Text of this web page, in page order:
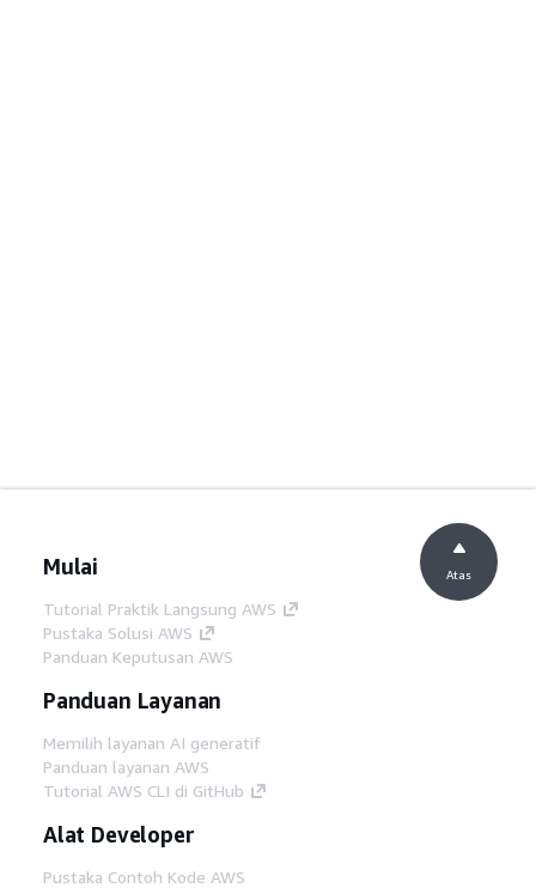
Mulai
Tutorial Praktik Langsung AWS
Pustaka Solusi AWS
Panduan Keputusan AWS
Panduan Layanan
Memilih layanan AI generatif
Panduan layanan AWS
Tutorial AWS CLI di GitHub
Alat Developer
Pustaka Contoh Kode AWS
Atas